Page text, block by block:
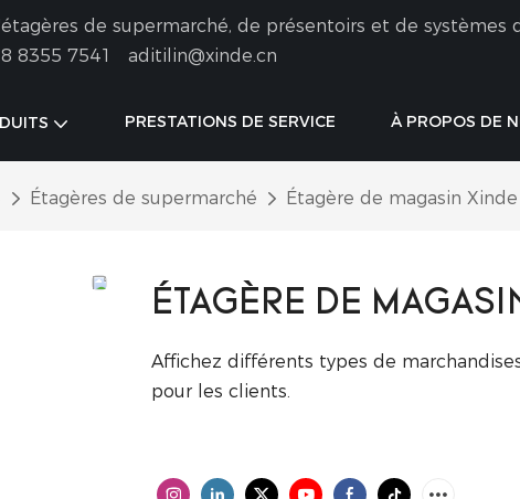
de supermarché, de présentoirs et de systèmes
8355 7541
aditilin@xinde.cn
PRESTATIONS DE SERVICE À PROPOS DE
Étagères de supermarché Étagère de magasin Xinde
ÉTAGÈRE DE
Affichez différents types de
pour les clients.